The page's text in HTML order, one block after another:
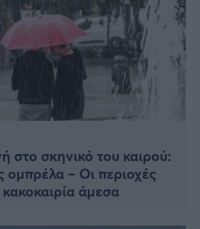
στο σκηνικό του καιρού:
ομπρέλα – Οι περιοχές
άμεσα